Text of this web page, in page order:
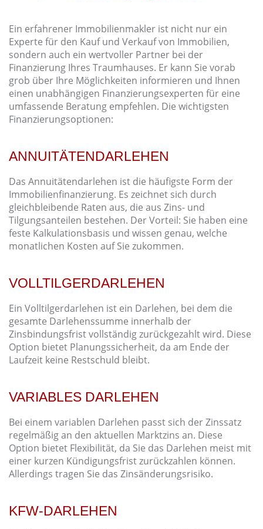
Ein erfahrener Immobilienmakler ist nicht nur ein
Experte für den Kauf und Verkauf von Immobilien,
sondern auch ein wertvoller Partner bei der
Finanzierung Ihres Traumhauses. Er kann Sie vorab
grob über Ihre Möglichkeiten informieren und Ihnen
einen unabhängigen Finanzierungsexperten für eine
umfassende Beratung empfehlen. Die wichtigsten
Finanzierungsoptionen:
ANNUITÄTENDARLEHEN
Das Annuitätendarlehen ist die häufigste Form der
Immobilienfinanzierung. Es zeichnet sich durch
gleichbleibende Raten aus, die aus Zins- und
Tilgungsanteilen bestehen. Der Vorteil: Sie haben eine
feste Kalkulationsbasis und wissen genau, welche
monatlichen Kosten auf Sie zukommen.
VOLLTILGERDARLEHEN
Ein Volltilgerdarlehen ist ein Darlehen, bei dem die
gesamte Darlehenssumme innerhalb der
Zinsbindungsfrist vollständig zurückgezahlt wird. Diese
Option bietet Planungssicherheit, da am Ende der
Laufzeit keine Restschuld bleibt.
VARIABLES DARLEHEN
Bei einem variablen Darlehen passt sich der Zinssatz
regelmäßig an den aktuellen Marktzins an. Diese
Option bietet Flexibilität, da Sie das Darlehen meist mit
einer kurzen Kündigungsfrist zurückzahlen können.
Allerdings tragen Sie das Zinsänderungsrisiko.
KFW-DARLEHEN